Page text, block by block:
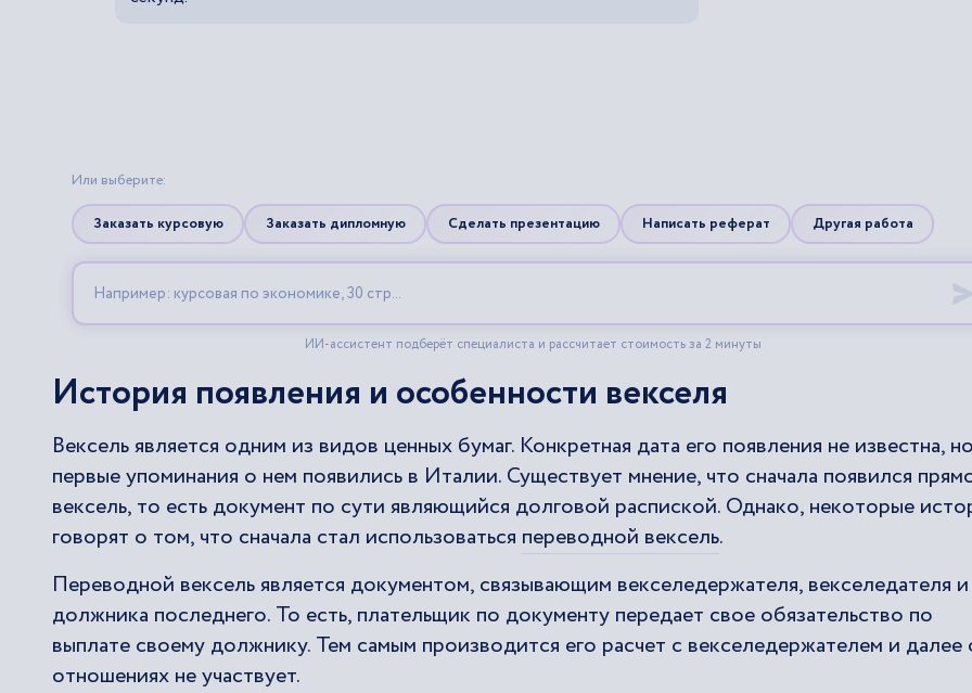
История появления и особенности векселя
Вексель является одним из видов ценных бумаг. Конкретная дата его появления не известна, но
первые упоминания о нем появились в Италии. Существует мнение, что сначала появился
вексель, то есть документ по сути являющийся долговой распиской. Однако, некоторые
говорят о том, что сначала стал использоваться переводной вексель.
Переводной вексель является документом, связывающим векселедержателя, векселедателя и
должника последнего. То есть, плательщик по документу передает свое обязательство по
выплате своему должнику. Тем самым производится его расчет с векселедержателем и далее
отношениях не участвует.